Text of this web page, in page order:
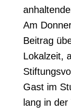
Am
Beitrag
Lokalzeit,
Gast im
lang in